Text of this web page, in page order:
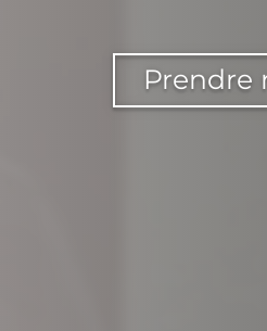
Prendre